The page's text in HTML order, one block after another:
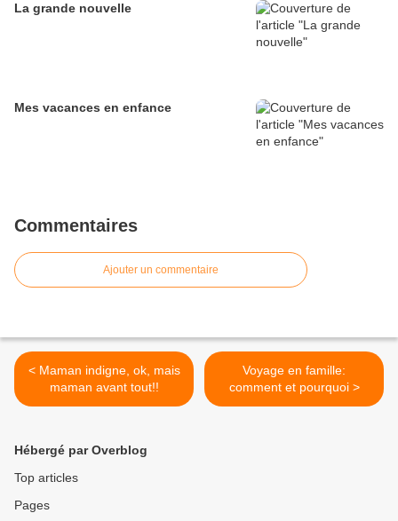
La grande nouvelle
Mes vacances en enfance
Commentaires
Ajouter un commentaire
< Maman indigne, ok, mais
maman avant tout!!
Voyage en famille:
comment et pourquoi >
Hébergé par Overblog
Top articles
Pages